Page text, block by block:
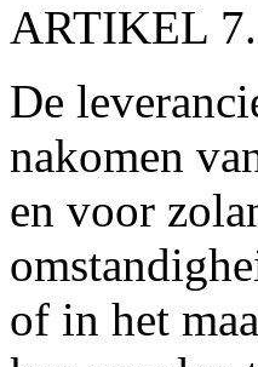
ARTIKEL
De
nakomen
en voor
of in het